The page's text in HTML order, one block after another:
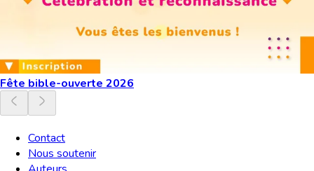
Fête bible-ouverte 2026
Contact
Nous soutenir